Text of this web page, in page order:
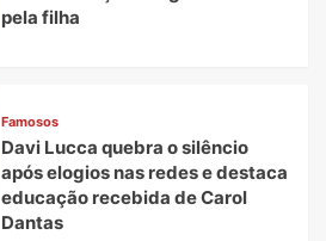
pela filha
Famosos
Davi Lucca quebra o silêncio
após elogios nas redes e destaca
educação recebida de Carol
Dantas